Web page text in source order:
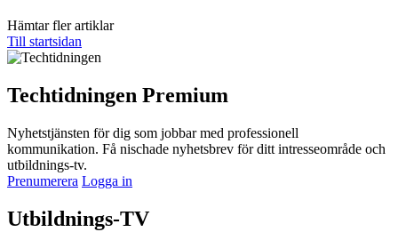
Hämtar fler artiklar
Till startsidan
Techtidningen Premium
Nyhetstjänsten för dig som jobbar med professionell
kommunikation. Få nischade nyhetsbrev för ditt intresseområde och
utbildnings-tv.
Prenumerera Logga in
Utbildnings-TV